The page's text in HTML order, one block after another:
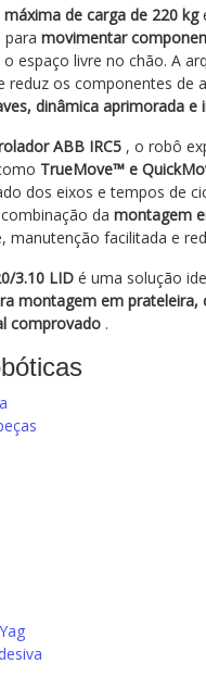
máxima de carga de 220 kg
para movimentar
espaço livre no chão. A
reduz os componentes de
dinâmica aprimorada
ABB IRC5 , o robô
TrueMove™ e
dos eixos e tempos de
da montagem
manutenção facilitada e
3.10 LID é uma solução
montagem em
comprovado .